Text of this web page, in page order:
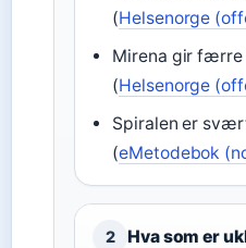
(Helsenorge
Mirena gir færre
(Helsenorge
Spiralen er
(eMetodebok
2 Hva som er